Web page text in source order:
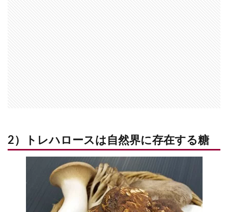
2）トレハロースは自然界に存在する糖